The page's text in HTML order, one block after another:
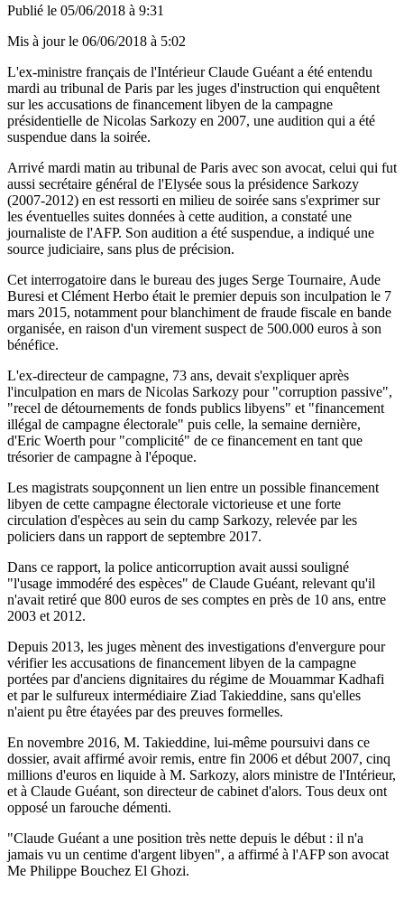
Publié le 05/06/2018 à 9:31
Mis à jour le 06/06/2018 à 5:02
L'ex-ministre français de l'Intérieur Claude Guéant a été entendu
mardi au tribunal de Paris par les juges d'instruction qui enquêtent
sur les accusations de financement libyen de la campagne
présidentielle de Nicolas Sarkozy en 2007, une audition qui a été
suspendue dans la soirée.
Arrivé mardi matin au tribunal de Paris avec son avocat, celui qui fut
aussi secrétaire général de l'Elysée sous la présidence Sarkozy
(2007-2012) en est ressorti en milieu de soirée sans s'exprimer sur
les éventuelles suites données à cette audition, a constaté une
journaliste de l'AFP. Son audition a été suspendue, a indiqué une
source judiciaire, sans plus de précision.
Cet interrogatoire dans le bureau des juges Serge Tournaire, Aude
Buresi et Clément Herbo était le premier depuis son inculpation le 7
mars 2015, notamment pour blanchiment de fraude fiscale en bande
organisée, en raison d'un virement suspect de 500.000 euros à son
bénéfice.
L'ex-directeur de campagne, 73 ans, devait s'expliquer après
l'inculpation en mars de Nicolas Sarkozy pour "corruption passive",
"recel de détournements de fonds publics libyens" et "financement
illégal de campagne électorale" puis celle, la semaine dernière,
d'Eric Woerth pour "complicité" de ce financement en tant que
trésorier de campagne à l'époque.
Les magistrats soupçonnent un lien entre un possible financement
libyen de cette campagne électorale victorieuse et une forte
circulation d'espèces au sein du camp Sarkozy, relevée par les
policiers dans un rapport de septembre 2017.
Dans ce rapport, la police anticorruption avait aussi souligné
"l'usage immodéré des espèces" de Claude Guéant, relevant qu'il
n'avait retiré que 800 euros de ses comptes en près de 10 ans, entre
2003 et 2012.
Depuis 2013, les juges mènent des investigations d'envergure pour
vérifier les accusations de financement libyen de la campagne
portées par d'anciens dignitaires du régime de Mouammar Kadhafi
et par le sulfureux intermédiaire Ziad Takieddine, sans qu'elles
n'aient pu être étayées par des preuves formelles.
En novembre 2016, M. Takieddine, lui-même poursuivi dans ce
dossier, avait affirmé avoir remis, entre fin 2006 et début 2007, cinq
millions d'euros en liquide à M. Sarkozy, alors ministre de l'Intérieur,
et à Claude Guéant, son directeur de cabinet d'alors. Tous deux ont
opposé un farouche démenti.
"Claude Guéant a une position très nette depuis le début : il n'a
jamais vu un centime d'argent libyen", a affirmé à l'AFP son avocat
Me Philippe Bouchez El Ghozi.